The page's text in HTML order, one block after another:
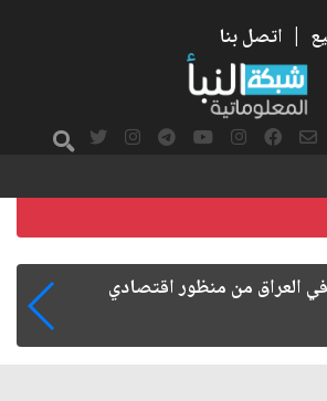
| اتصل بنا
كيف اتسعت الزيارة من هويتها